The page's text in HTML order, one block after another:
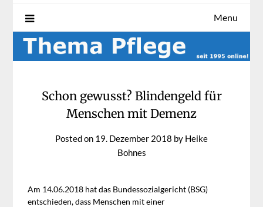
Menu
Schon gewusst? Blindengeld für
Menschen mit Demenz
Posted on 19. Dezember 2018 by Heike
Bohnes
Am 14.06.2018 hat das Bundessozialgericht (BSG)
entschieden, dass Menschen mit einer